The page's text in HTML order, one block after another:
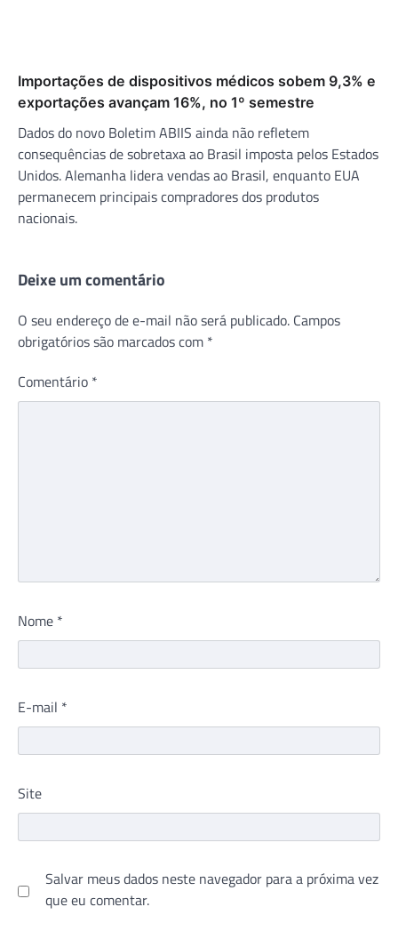
Importações de dispositivos médicos sobem 9,3% e
exportações avançam 16%, no 1º semestre
Dados do novo Boletim ABIIS ainda não refletem
consequências de sobretaxa ao Brasil imposta pelos Estados
Unidos. Alemanha lidera vendas ao Brasil, enquanto EUA
permanecem principais compradores dos produtos
nacionais.
Deixe um comentário
O seu endereço de e-mail não será publicado. Campos
obrigatórios são marcados com *
Comentário *
Nome *
E-mail *
Site
Salvar meus dados neste navegador para a próxima vez
que eu comentar.